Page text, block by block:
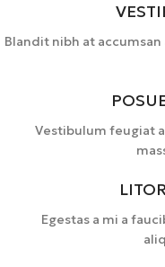
Blandit nibh at
Vestibulum feugiat
Egestas a mi a